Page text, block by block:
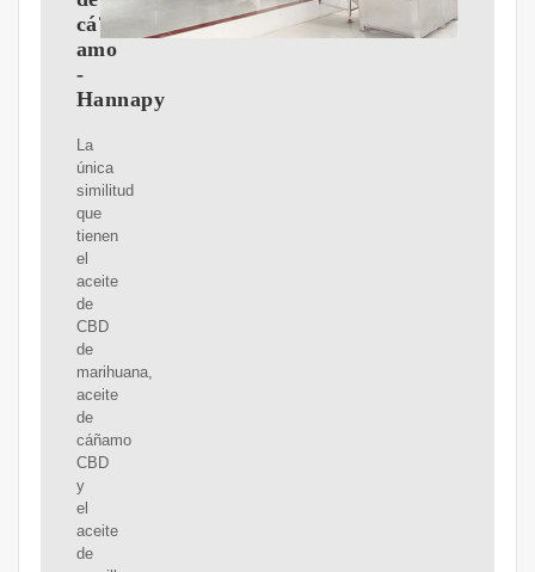
cá?
amo
-
Hannapy
La
única
similitud
que
tienen
el
aceite
de
CBD
de
marihuana,
aceite
de
cáñamo
CBD
y
el
aceite
de